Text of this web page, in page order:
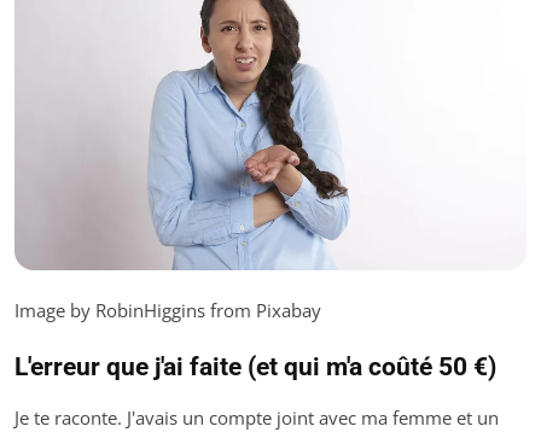
Image by RobinHiggins from Pixabay
L'erreur que j'ai faite (et qui m'a coûté 50 €)
Je te raconte. J'avais un compte joint avec ma femme et un